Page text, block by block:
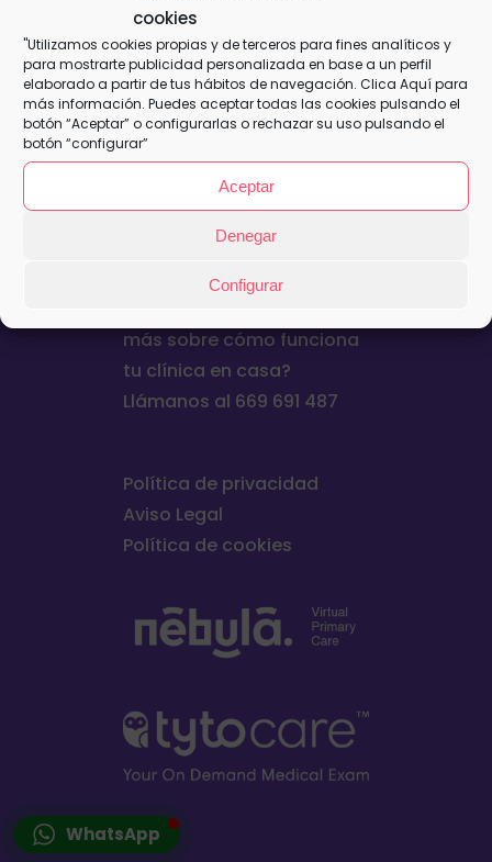
cookies
"Utilizamos cookies propias y de terceros para fines analíticos y
para mostrarte publicidad personalizada en base a un perfil
elaborado a partir de tus hábitos de navegación. Clica Aquípara
más información. Puedes aceptar todas las cookies pulsando el
botón “Aceptar” o configurarlas o rechazar su uso pulsando el
botón “configurar”
Aceptar
Denegar
Configurar
WhatsApp
Añadir al
carrito
Detalles
más sobre cómo funciona
tu clínica en casa?
Llámanos al 669 691 487
Política de privacidad
Aviso Legal
Política de cookies